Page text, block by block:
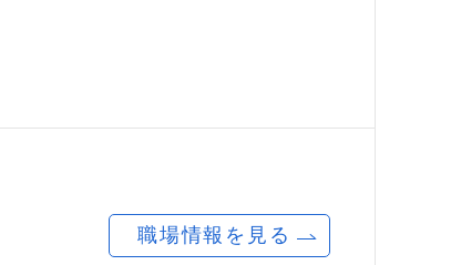
職場情報を見る